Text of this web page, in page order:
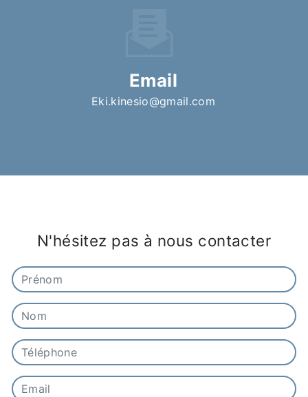
Email
eki.kinesio@gmail.com
N'hésitez pas à nous contacter